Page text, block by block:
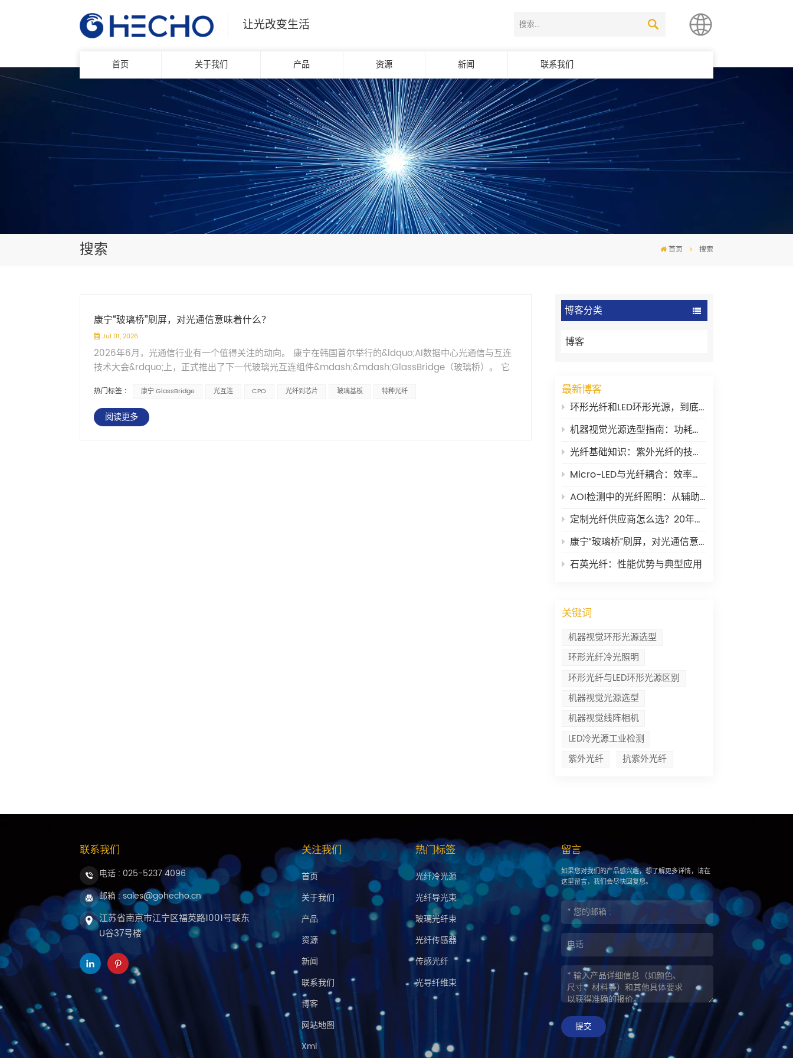
让光改变生活
简体中文
English
首页 关于我们 产品 资源 新闻 联系我们
搜索 首页 搜索
博客分类
博客
最新博客
环形光纤和LED环形光源，到底有什么区别？
机器视觉光源选型指南：功耗、稳定性与波长
光纤基础知识：紫外光纤的技术要点
Micro-LED与光纤耦合：效率瓶颈在哪里？
AOI检测中的光纤照明：从辅助工具到核心环节
定制光纤供应商怎么选？20年老兵的一些大实话
康宁“玻璃桥”刷屏，对光通信意味着什么？
石英光纤：性能优势与典型应用
关键词
机器视觉环形光源选型
环形光纤冷光照明
环形光纤与LED环形光源区别
机器视觉光源选型
机器视觉线阵相机
LED冷光源工业检测
紫外光纤
抗紫外光纤
康宁“玻璃桥”刷屏，对光通信意味着什么？
Jul 01, 2026
2026年6月，光通信行业有一个值得关注的动向。 康宁在韩国首尔举行的&ldquo;AI数据中心光通信与互连
技术大会&rdquo;上，正式推出了下一代玻璃光互连组件&mdash;&mdash;GlassBridge（玻璃桥）。 它
工程难题：把光从光纤精确送进光子芯片。 这个难题有多大？ 光纤的纤芯直径约125微米，而光子芯片内部
的光波导仅有数百纳米。两者尺寸相差数十倍。让光从光纤精确射入芯片，就像让一辆车从高速公路直接开
进地下车库&mdash;&mdash;尺寸不匹配，差一微米都不行。 传统方案靠的是&ldquo;光纤阵列单元
的需求从通信网络&ldquo;拽&rdquo;进芯片封装内部。这意味着： 第一，精密光学连接的需求在增加。
CPO和玻璃基板封装对光纤组件的精度、端面处理、定制化程度要求远高于传统通信光纤。这不是简单的
&ldquo;卖光纤&rdquo;，而是&ldquo;光纤+连接器+端面处理&rdquo;的整体交付。 第二，品质标准在提
升。AI芯片封装用的光纤组件，洁净度、可靠性、一致性要求向半导体级别看齐。 第三，定制化空间在打
开。康宁的方案主要覆盖芯片封装端的光互连，但在光传输端&mdash;&mdash;从光纤到连接器这一环节
&mdash;&mdash;同样需要精密的光学制造能力。这正是特种光纤企业的机会所在。 鸿照科技在特种光纤
领域深耕多年，产品覆盖石英光纤、玻璃光纤、塑料光纤全品类，服务于医疗激光、工业机器视觉、半导体
检测、科研光学等领域。从材料选型到精密加工，从端面处理到批量交付，在光传输连接这个链条上，我们
一直在做自己擅长的事。 GlassBridge的热度，表面上是资本市场在追逐一个新产品。 但真正值得关注的，
是背后的产业信号：光互连正在从&ldquo;机房之间&rdquo;走进&ldquo;芯片之间
&rdquo;&mdash;&mdash;这是一个以十年为尺度的长周期变化。 对光传输行业来说，这意味着更多需要
定制的光纤组件、更严苛的品质要求、以及更大的市场空间。 康宁把光路写进了玻璃里。而我们，正在把光
传输这件事做得更扎实。 南京鸿照科技有限公司专注光传输，服务医疗、工业、科研 电话：025-
52374096邮箱：sales@gohecho.cn官网：www.gohecho.cn
热门标签 : 康宁 GlassBridge 光互连 CPO 光纤到芯片 玻璃基板 特种光纤
阅读更多
联系我们
电话 : 025-5237 4096
邮箱 : sales@gohecho.cn
江苏省南京市江宁区福英路1001号联东
U谷37号楼
关注我们
首页
关于我们
产品
资源
新闻
联系我们
博客
网站地图
Xml
热门标签
光纤冷光源
光纤导光束
玻璃光纤束
光纤传感器
传感光纤
光导纤维束
留言
如果您对我们的产品感兴趣，想了解更多详情，请在
这里留言，我们会尽快回复您。
提交